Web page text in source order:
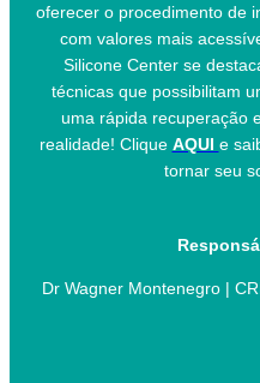
oferecer o procedimento de
com valores mais
Silicone Center se
técnicas que possibilitam
uma rápida recuperação
realidade! Clique AQUI e
tornar seu
Dr Wagner Montenegro |